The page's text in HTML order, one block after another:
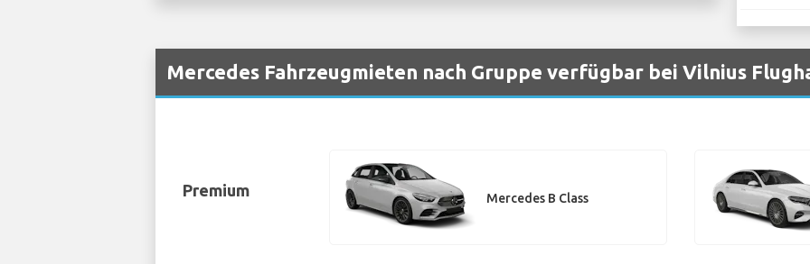
Mercedes Fahrzeugmieten nach Gruppe verfügbar bei Vilnius
Premium Mercedes B Class